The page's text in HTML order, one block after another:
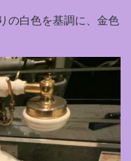
の白色を基調に、金色